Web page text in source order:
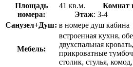
Площадь
номера:
41 кв.м. Комнат
Этаж: 3-4
Санузел+Душ: в номере душ кабина
Мебель:
встроенная кухня,
двухспальная
прикроватные
столик, стулья,